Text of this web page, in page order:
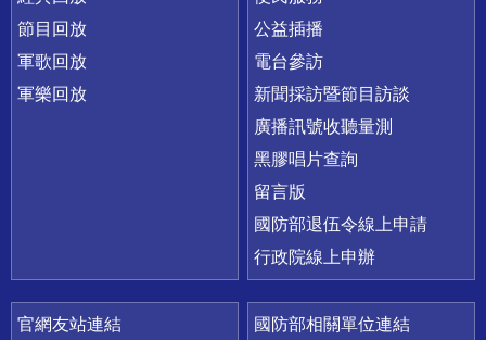
節目回放
軍歌回放
軍樂回放
公益插播
電台參訪
新聞採訪暨節目訪談
廣播訊號收聽量測
黑膠唱片查詢
留言版
國防部退伍令線上申請
行政院線上申辦
官網友站連結
國防部相關單位連結